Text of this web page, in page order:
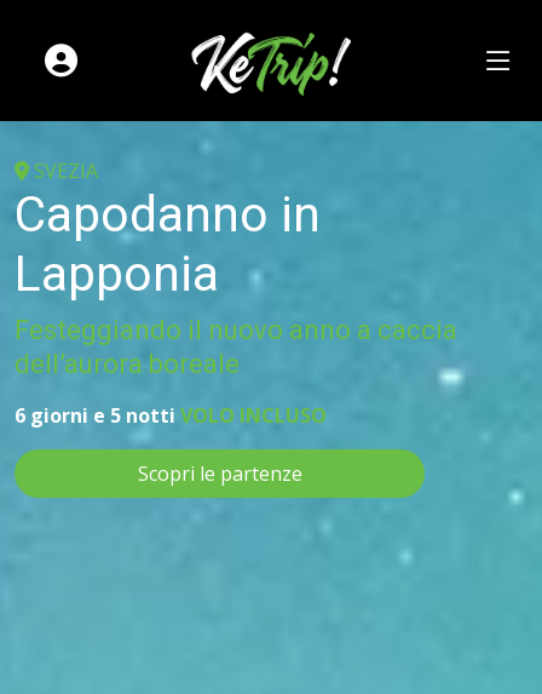
SVEZIA
Capodanno in
Lapponia
Festeggiando il nuovo anno a caccia
dell’aurora boreale
6 giorni e 5 notti VOLO INCLUSO